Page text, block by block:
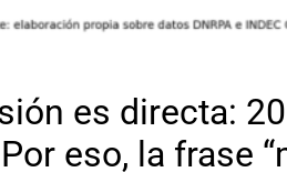
es directa:
eso, la frase